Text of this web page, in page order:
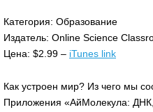
Категория: Образование
Издатель: Online Science
Цена: $2.99 – iTunes link
Как устроен мир? Из чего мы
Приложения «АйМолекула: